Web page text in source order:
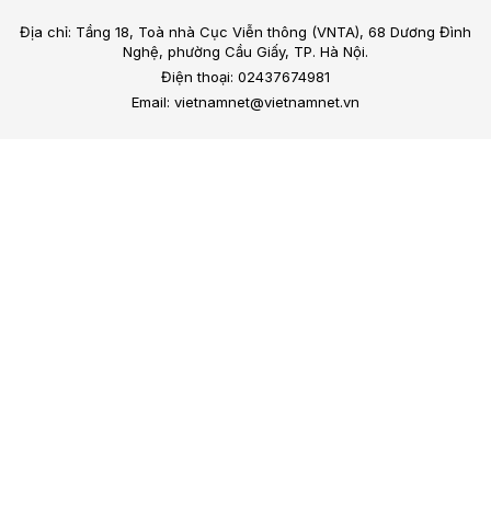
Địa chỉ: Tầng 18, Toà nhà Cục Viễn thông (VNTA), 68 Dương Đình
Nghệ, phường Cầu Giấy, TP. Hà Nội.
Điện thoại: 02437674981
Email: vietnamnet@vietnamnet.vn